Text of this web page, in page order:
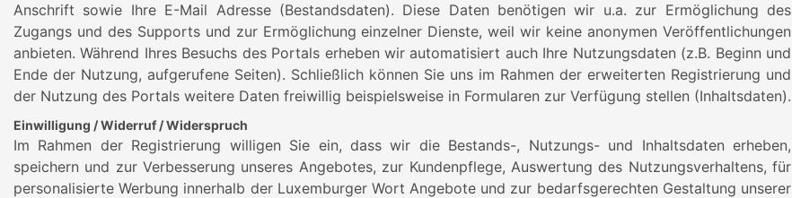
Anschrift sowie Ihre E-Mail Adresse (Bestandsdaten). Diese Daten benötigen wir u.a. zur Ermöglichung des
Zugangs und des Supports und zur Ermöglichung einzelner Dienste, weil wir keine anonymen Veröffentlichungen
anbieten. Während Ihres Besuchs des Portals erheben wir automatisiert auch Ihre Nutzungsdaten (z.B. Beginn und
Ende der Nutzung, aufgerufene Seiten). Schließlich können Sie uns im Rahmen der erweiterten Registrierung und
der Nutzung des Portals weitere Daten freiwillig beispielsweise in Formularen zur Verfügung stellen (Inhaltsdaten).
Einwilligung / Widerruf / Widerspruch
Im Rahmen der Registrierung willigen Sie ein, dass wir die Bestands-, Nutzungs- und Inhaltsdaten erheben,
speichern und zur Verbesserung unseres Angebotes, zur Kundenpflege, Auswertung des Nutzungsverhaltens, für
personalisierte Werbung innerhalb der Luxemburger Wort Angebote und zur bedarfsgerechten Gestaltung unserer